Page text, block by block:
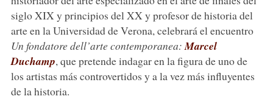
siglo XIX y principios del XX y profesor de historia del
arte en la Universidad de Verona, celebrará el encuentro
Un fondatore dell’arte contemporanea: Marcel
Duchamp, que pretende indagar en la figura de uno de
los artistas más controvertidos y a la vez más influyentes
de la historia.